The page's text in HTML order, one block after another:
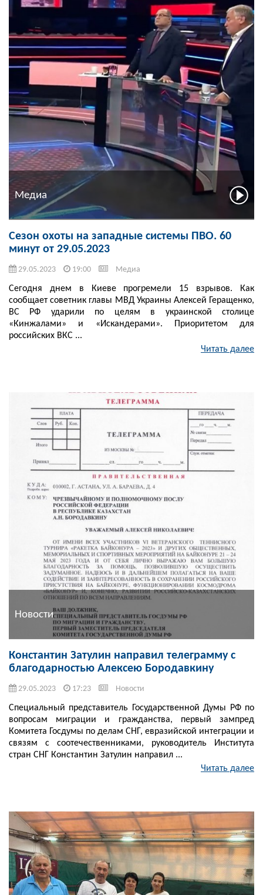
Медиа
Сезон охоты на западные системы ПВО. 60
минут от 29.05.2023
29.05.2023 19:00 Медиа
Сегодня днем в Киеве прогремели 15 взрывов. Как
сообщает советник главы МВД Украины Алексей Геращенко,
ВС РФ ударили по целям в украинской столице
«Кинжалами» и «Искандерами». Приоритетом для
российских ВКС ...
Читать далее
Новости
Константин Затулин направил телеграмму с
благодарностью Aлексею Бородавкину
29.05.2023 17:23 Новости
Специальный представитель Государственной Думы РФ по
вопросам миграции и гражданства, первый зампред
Комитета Госдумы по делам СНГ, евразийской интеграции и
связям с соотечественниками, руководитель Института
стран СНГ Константин Затулин направил ...
Читать далее